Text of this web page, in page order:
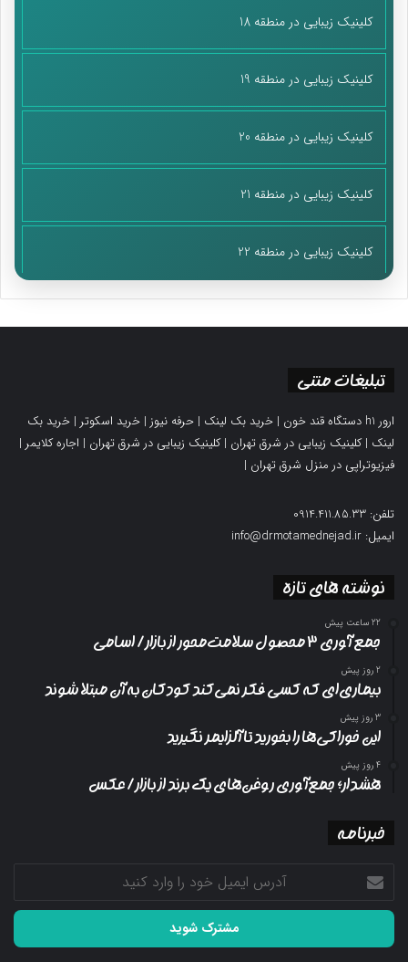
کلینیک زیبایی در منطقه 18
کلینیک زیبایی در منطقه 19
کلینیک زیبایی در منطقه 20
کلینیک زیبایی در منطقه 21
کلینیک زیبایی در منطقه 22
تبلیغات متنی
ارور h1 دستگاه قند خون | خرید بک لینک | حرفه نیوز | خرید اسکوتر | خرید بک
لینک |کلینیک زیبایی در شرق تهران |کلینیک زیبایی در شرق تهران | اجاره کلایمر |
فیزیوتراپی در منزل شرق تهران |
تلفن: 0914.411.85.33
ایمیل: info@drmotamednejad.ir
نوشته های تازه
22 ساعت پیش
جمع آوری ۳ محصول سلامت‌محور از بازار/ اسامی
2 روز پیش
بیماری‌ای که کسی فکر نمی‌کند کودکان به آن مبتلا شوند
3 روز پیش
این خوراکی‌ها را بخورید تا آلزایمر نگیرید
4 روز پیش
هشدار؛ جمع‌آوری روغن‌های یک برند از بازار/ عکس
خبرنامه
آدرس
ایمیل
خود
وارد